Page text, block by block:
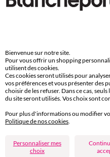
40 42
50
Bienvenue sur notre site.
Pour vous offrir un shopping
utilisent des cookies.
Ces cookies seront utilisés pour
vos préférences et vous présenter des
choisir de les refuser. Dans ce cas,
du site seront utilisés. Vos choix sont
Pour plus d'informations ou modifier
Politique de nos cookies.
Personnaliser mes
choix